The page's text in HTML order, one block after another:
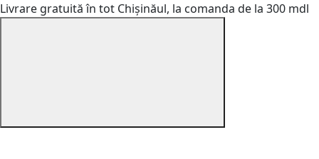
Livrare gratuită în tot Chișinăul, la comanda de la 300 mdl